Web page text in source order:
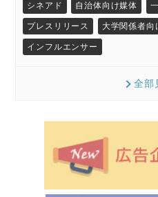
シネアド 自治体向け媒体
プレスリリース 大学関係者向
インフルエンサー
全部